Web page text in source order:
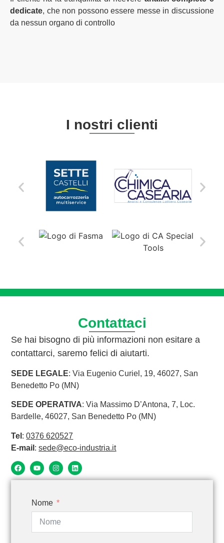
dedicate, che non possono essere messe in discussione
da nessun organo di controllo
I nostri clienti
Contattaci
Se hai bisogno di più informazioni non esitare a
contattarci, saremo felici di aiutarti.
SEDE LEGALE: Via Eugenio Curiel, 19, 46027, San
Benedetto Po (MN)
SEDE OPERATIVA: Via Massimo D’Antona, 7, Loc.
Bardelle, 46027, San Benedetto Po (MN)
Tel :0376 620527
E-mail :sede@eco-industria.it
Nome